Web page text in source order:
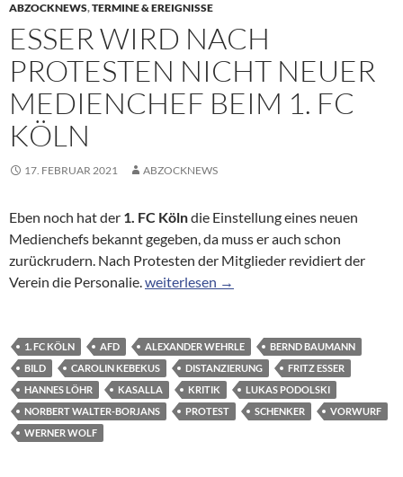
ABZOCKNEWS,TERMINE & EREIGNISSE
ESSER WIRD NACH
PROTESTEN NICHT NEUER
MEDIENCHEF BEIM 1. FC
KÖLN
17. FEBRUAR 2021 ABZOCKNEWS
Eben noch hat der 1. FC Kölndie Einstellung eines neuen
Medienchefs bekannt gegeben, da muss er auch schon
zurückrudern. Nach Protesten der Mitglieder revidiert der
Verein die Personalie.Esser wird nach Protesten nicht neuer
weiterlesen →
1. FC KÖLN AFD ALEXANDER WEHRLE
BERND BAUMANN
BILD
CAROLIN KEBEKUS DISTANZIERUNG
FRITZ ESSER
HANNES LÖHR
KASALLA KRITIK
LUKAS PODOLSKI
NORBERT WALTER-BORJANS
PROTEST SCHENKER
VORWURF
WERNER WOLF